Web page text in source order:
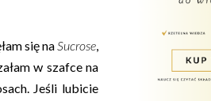
się naSucrose,
w szafce na
Jeśli lubicie